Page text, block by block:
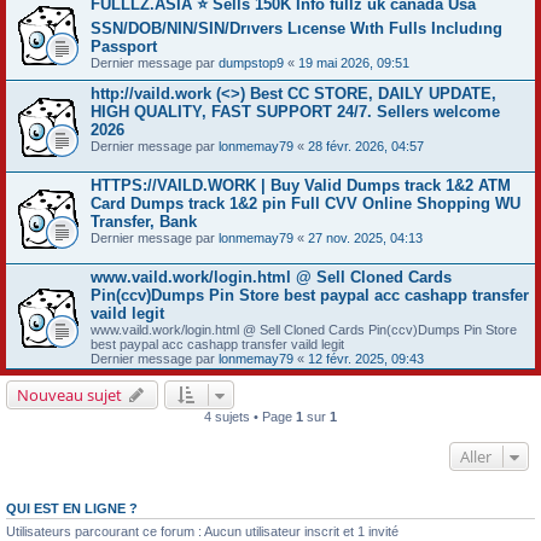
FULLLZ.ASIA ⭐️ Sells 150K Info fullz uk canada Usa
SSN/DOB/NIN/SIN/Drıvers Lıcense Wıth Fulls Includıng
Passport
Dernier message par dumpstop9 « 19 mai 2026, 09:51
http://vaild.work (<>) Best CC STORE, DAILY UPDATE,
HIGH QUALITY, FAST SUPPORT 24/7. Sellers welcome
2026
Dernier message par lonmemay79 « 28 févr. 2026, 04:57
HTTPS://VAILD.WORK | Buy Valid Dumps track 1&2 ATM
Card Dumps track 1&2 pin Full CVV Online Shopping WU
Transfer, Bank
Dernier message par lonmemay79 « 27 nov. 2025, 04:13
www.vaild.work/login.html @ Sell Cloned Cards
Pin(ccv)Dumps Pin Store best paypal acc cashapp transfer
vaild legit
www.vaild.work/login.html @ Sell Cloned Cards Pin(ccv)Dumps Pin Store
best paypal acc cashapp transfer vaild legit
Dernier message par lonmemay79 « 12 févr. 2025, 09:43
Nouveau sujet
4 sujets • Page 1 sur 1
Aller
QUI EST EN LIGNE ?
Utilisateurs parcourant ce forum : Aucun utilisateur inscrit et 1 invité